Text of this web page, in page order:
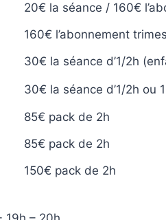
20€ la séance / 160€
160€ l’abonnement
30€ la séance d’1/2h
30€ la séance d’1/2h ou
85€ pack de 2h
85€ pack de 2h
150€ pack de 2h